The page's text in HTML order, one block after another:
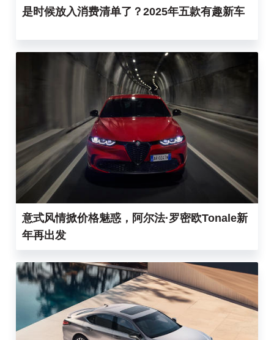
是时候放入消费清单了？2025年五款有趣新车
意式风情掀价格魅惑，阿尔法·罗密欧Tonale新
年再出发